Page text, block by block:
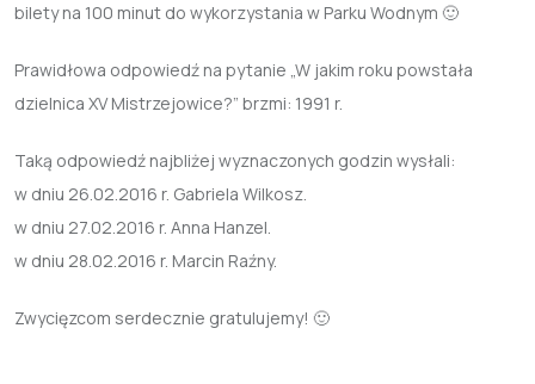
bilety na 100 minut do wykorzystania w Parku Wodnym 🙂
Prawidłowa odpowiedź na pytanie „W jakim roku powstała
dzielnica XV Mistrzejowice?” brzmi: 1991 r.
Taką odpowiedź najbliżej wyznaczonych godzin wysłali:
w dniu 26.02.2016 r. Gabriela Wilkosz.
w dniu 27.02.2016 r. Anna Hanzel.
w dniu 28.02.2016 r. Marcin Raźny.
Zwycięzcom serdecznie gratulujemy! 🙂